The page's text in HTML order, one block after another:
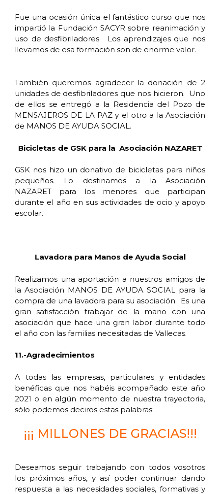
Fue una ocasión única el fantástico curso que nos
impartió la Fundación SACYR sobre reanimación y
uso de desfibriladores. Los aprendizajes que nos
llevamos de esa formación son de enorme valor.
También queremos agradecer la donación de 2
unidades de desfibriladores que nos hicieron. Uno
de ellos se entregó a la Residencia del Pozo de
MENSAJEROS DE LA PAZ y el otro a la Asociación
de MANOS DE AYUDA SOCIAL.
Bicicletas de GSK para la Asociación NAZARET
GSK nos hizo un donativo de bicicletas para niños
pequeños. Lo destinamos a la Asociación
NAZARET para los menores que participan
durante el año en sus actividades de ocio y apoyo
escolar.
Lavadora para Manos de Ayuda Social
Realizamos una aportación a nuestros amigos de
la Asociación MANOS DE AYUDA SOCIAL para la
compra de una lavadora para su asociación. Es una
gran satisfacción trabajar de la mano con una
asociación que hace una gran labor durante todo
el año con las familias necesitadas de Vallecas.
11.-Agradecimientos
A todas las empresas, particulares y entidades
benéficas que nos habéis acompañado este año
2021 o en algún momento de nuestra trayectoria,
sólo podemos deciros estas palabras:
¡¡¡ MILLONES DE GRACIAS!!!
Deseamos seguir trabajando con todos vosotros
los próximos años, y así poder continuar dando
respuesta a las necesidades sociales, formativas y